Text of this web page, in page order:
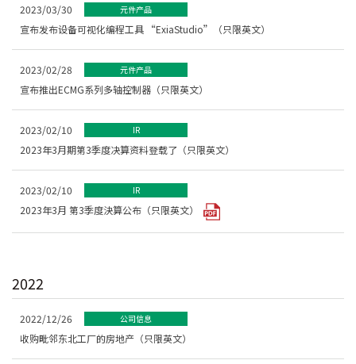
2023/03/30 元件产品
宣布发布设备可视化编程工具 “ExiaStudio”（只限英文）
2023/02/28 元件产品
宣布推出ECMG系列多轴控制器（只限英文）
2023/02/10 IR
2023年3月期第3季度决算资料登载了（只限英文）
2023/02/10 IR
2023年3月 第3季度決算公布（只限英文）
2022
2022/12/26 公司信息
收购毗邻东北工厂的房地产（只限英文）